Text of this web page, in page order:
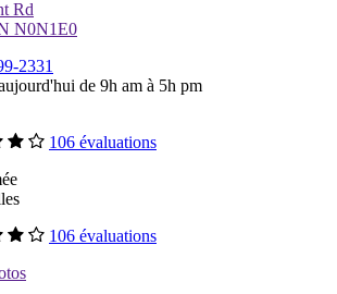
Rd
N0N1E0
2331
de 9h am à 5h pm
106 évaluations
106 évaluations